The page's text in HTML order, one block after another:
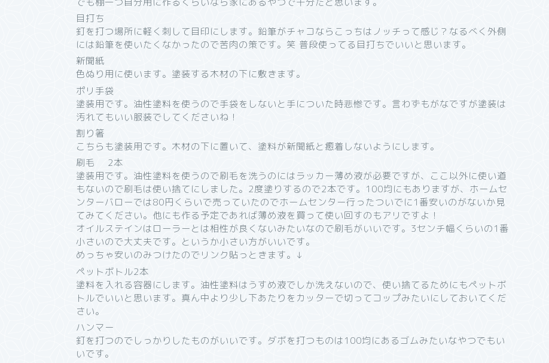
目打ち
釘を打つ場所に軽く刺して目印にします。鉛筆がチャコならこっちはノッチって感じ？なるべく外側
には鉛筆を使いたくなかったので苦肉の策です。笑 普段使ってる目打ちでいいと思います。
新聞紙
色ぬり用に使います。塗装する木材の下に敷きます。
ポリ手袋
塗装用です。油性塗料を使うので手袋をしないと手についた時悲惨です。言わずもがなですが塗装は
汚れてもいい服装でしてくださいね！
割り箸
こちらも塗装用です。木材の下に置いて、塗料が新聞紙と癒着しないようにします。
刷毛 2本
塗装用です。油性塗料を使うので刷毛を洗うのにはラッカー薄め液が必要ですが、ここ以外に使い道
もないので刷毛は使い捨てにしました。2度塗りするので2本です。100均にもありますが、ホームセ
ンターバローでは80円くらいで売っていたのでホームセンター行ったついでに1番安いのがないか見
てみてください。他にも作る予定であれば薄め液を買って使い回すのもアリですよ！
オイルステインはローラーとは相性が良くないみたいなので刷毛がいいです。3センチ幅くらいの1番
小さいので大丈夫です。というか小さい方がいいです。
めっちゃ安いのみつけたのでリンク貼っときます。↓
ペットボトル2本
塗料を入れる容器にします。油性塗料はうすめ液でしか洗えないので、使い捨てるためにもペットボ
トルでいいと思います。真ん中より少し下あたりをカッターで切ってコップみたいにしておいてくだ
さい。
ハンマー
釘を打つのでしっかりしたものがいいです。ダボを打つものは100均にあるゴムみたいなやつでもい
いです。